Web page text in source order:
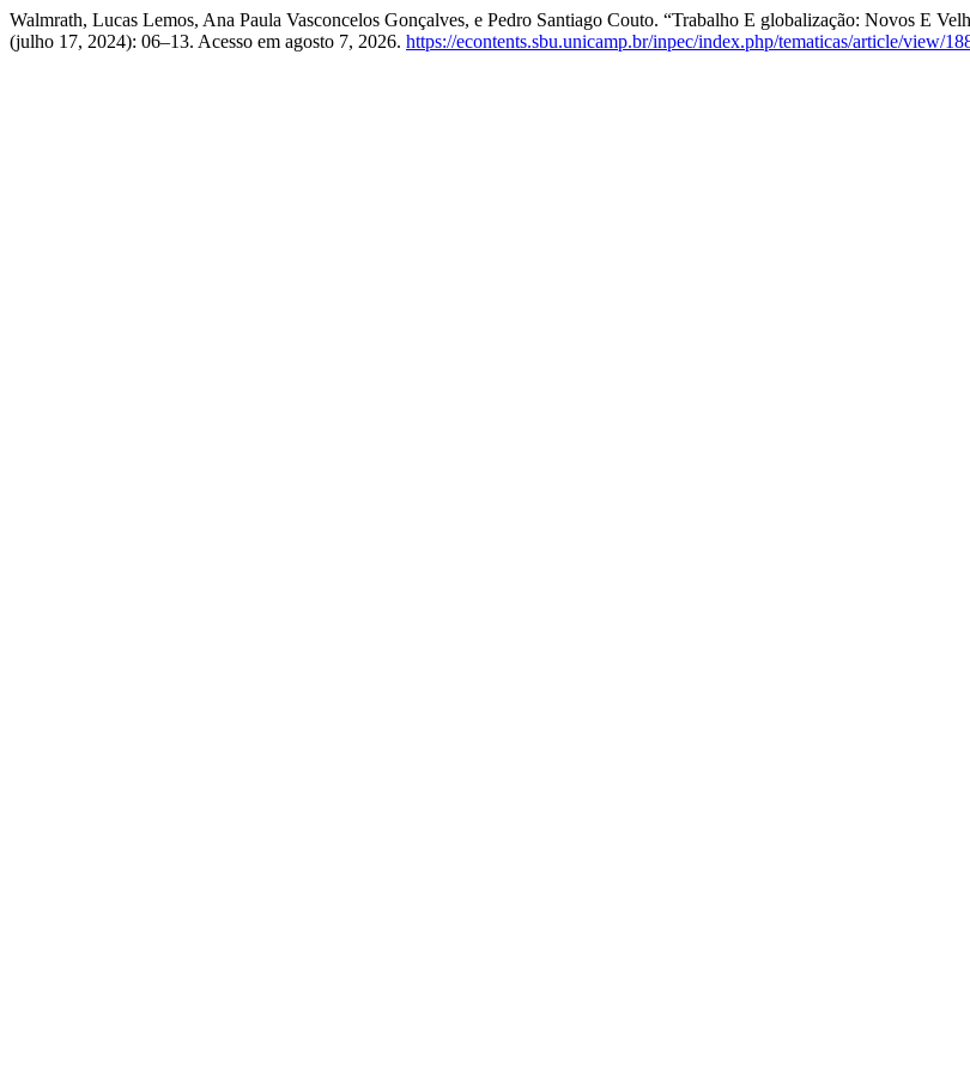
Walmrath, Lucas Lemos, Ana Paula Vasconcelos Gonçalves, e Pedro Santiago Couto. “Trabalho E globalização: Novos E
(julho 17, 2024): 06–13. Acesso em agosto 7, 2026. https://econtents.sbu.unicamp.br/inpec/index.php/tematicas/article/view/